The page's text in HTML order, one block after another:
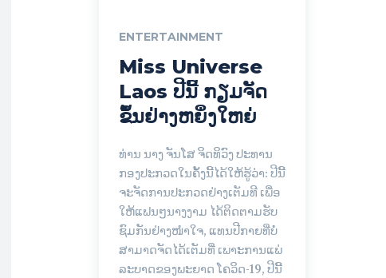
ENTERTAINMENT
Miss Universe
Laos ປີນີ້ ກຽມຈັດ
ຂຶ້ນຢ່າງຫຍິ່ງໃຫຍ່
ທ່ານ ນາງ ຈັນໂສ ຈິດທິວົງ ປະທານ
ກອງປະກວດໃນຄັ້ງນີ້ໄດ້ໃຫ້ຮູ້ວ່າ: ປີນີ້
ຈະຈັດການປະກວດຢ່າງເຕັມທີ ເພື່ອ
ໃຫ້ແຟນໆນາງງາມ ໄດ້ຕິດຕາມຮັບ
ຊົມກັນຢ່າງໜຳໃຈ, ແທນປີກາຍທີ່ບໍ່
ສາມາດຈັດໄດ້ເຕັມທີ່ ເພາະການແພ່
ລະບາດຂອງພະຍາດ ໂຄວິດ-19, ປີນີ້